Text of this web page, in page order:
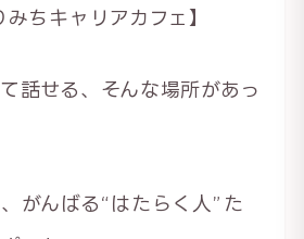
みちキャリアカフェ】
話せる、そんな場所があっ
がんばる“はたらく人”た